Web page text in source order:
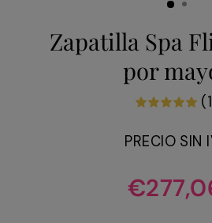
Zapatilla Spa
por
PRECIO SIN
Precio
habitual